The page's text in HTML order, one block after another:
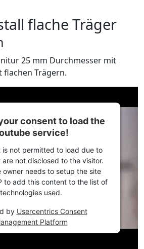
flache Träger
25 mm Durchmesser mit
flachen Trägern.
consent to load the
service!
is not permitted to load due to
not disclosed to the visitor.
owner needs to setup the site
to add this content to the list of
technologies used.
by Usercentrics Consent
Platform